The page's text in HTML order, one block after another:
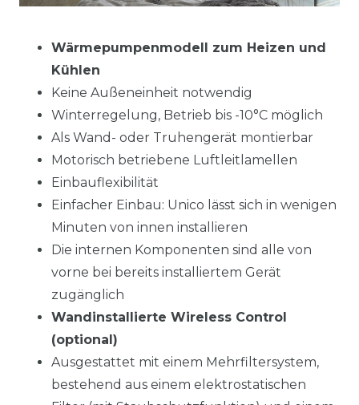
Wärmepumpenmodell zum Heizen und
Kühlen
Keine Außeneinheit notwendig
Winterregelung, Betrieb bis -10°C möglich
Als Wand- oder Truhengerät montierbar
Motorisch betriebene Luftleitlamellen
Einbauflexibilität
Einfacher Einbau: Unico lässt sich in wenigen
Minuten von innen installieren
Die internen Komponenten sind alle von
vorne bei bereits installiertem Gerät
zugänglich
Wandinstallierte Wireless Control
(optional)
Ausgestattet mit einem Mehrfiltersystem,
bestehend aus einem elektrostatischen